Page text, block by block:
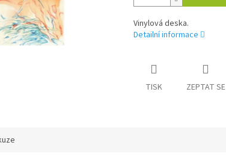
Vinylová deska.
Detailní informace
TISK ZEPTAT SE